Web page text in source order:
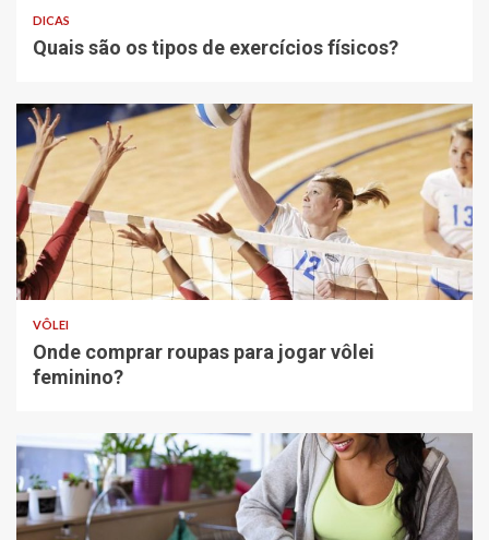
DICAS
Quais são os tipos de exercícios físicos?
VÔLEI
Onde comprar roupas para jogar vôlei
feminino?